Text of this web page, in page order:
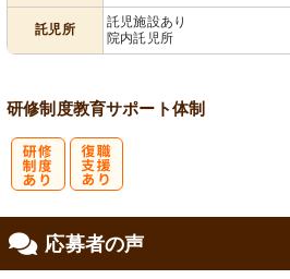
託児所
託児施設あり
院内託児所
研修制度教育サポート体制
応募者の声